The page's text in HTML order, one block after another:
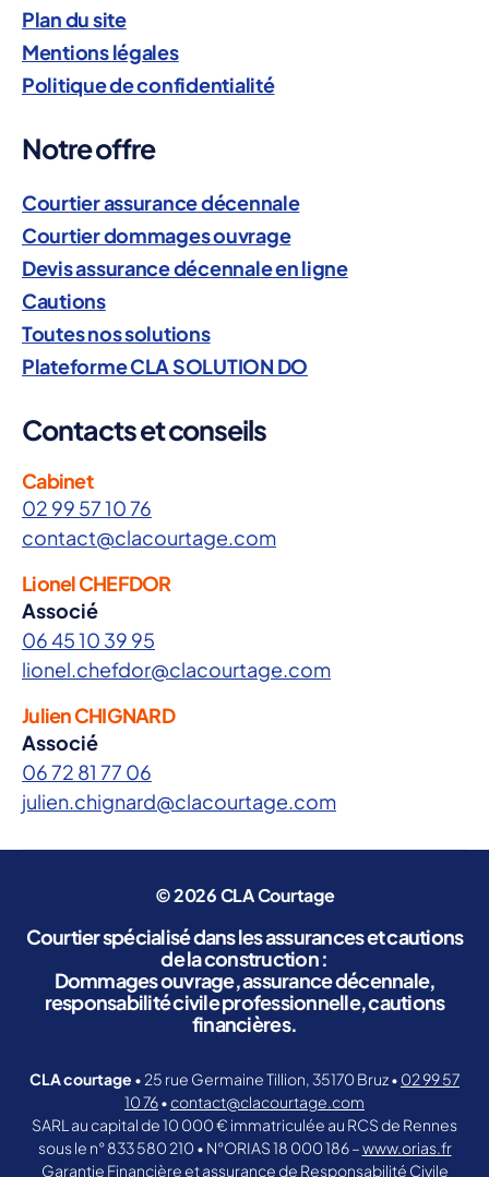
Plan du site
Mentions légales
Politique de confidentialité
Notre offre
Courtier assurance décennale
Courtier dommages ouvrage
Devis assurance décennale en ligne
Cautions
Toutes nos solutions
Plateforme CLA SOLUTION DO
Contacts et conseils
Cabinet
02 99 57 10 76
contact@clacourtage.com
Lionel CHEFDOR
Associé
06 45 10 39 95
lionel.chefdor@clacourtage.com
Julien CHIGNARD
Associé
06 72 81 77 06
julien.chignard@clacourtage.com
© 2026CLA Courtage
Courtier spécialisé dans les assurances et cautions
de la construction :
Dommages ouvrage, assurance décennale,
responsabilité civile professionnelle, cautions
financières.
CLA courtage • 25 rue Germaine Tillion, 35170 Bruz • 02 99 57
10 76•contact@clacourtage.com
SARL au capital de 10 000 € immatriculée au RCS de Rennes
sous le n° 833 580 210 • N°ORIAS 18 000 186 –www.orias.fr
Garantie Financière et assurance de Responsabilité Civile